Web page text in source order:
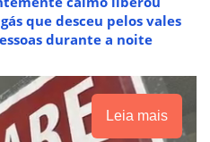
que desceu pelos vales
durante a noite
Leia mais